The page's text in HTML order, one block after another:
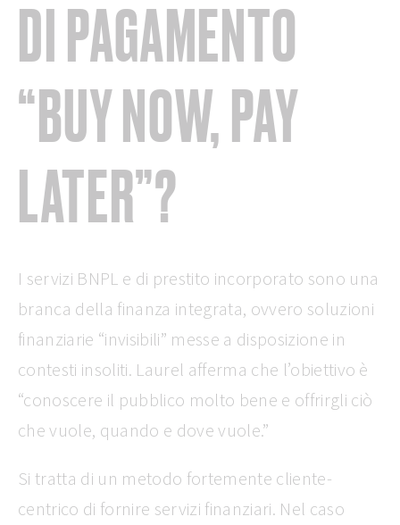
DI PAGAMENTO
“BUY NOW, PAY
LATER”?
I servizi BNPL e di prestito incorporato sono una
branca della finanza integrata, ovvero soluzioni
finanziarie “invisibili” messe a disposizione in
contesti insoliti. Laurel afferma che l’obiettivo è
“conoscere il pubblico molto bene e offrirgli ciò
che vuole, quando e dove vuole.”
Si tratta di un metodo fortemente cliente-
centrico di fornire servizi finanziari. Nel caso